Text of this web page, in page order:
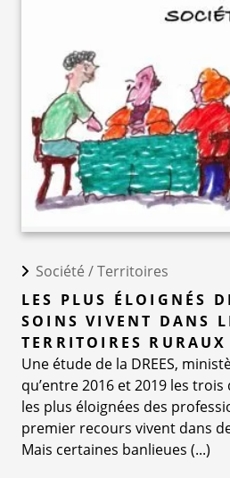
Société /Territoires
LES PLUS ÉLOIGNÉS
SOINS VIVENT DANS
TERRITOIRES RURAUX
Une étude de la DREES,
qu’entre 2016 et 2019 les
les plus éloignées des
premier recours vivent dans
Mais certaines banlieues (...)